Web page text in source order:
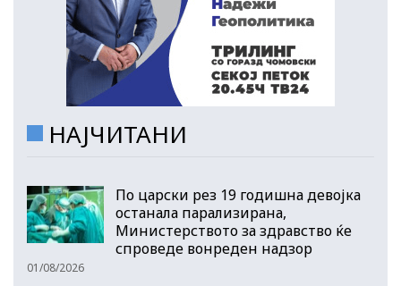
НАЈЧИТАНИ
По царски рез 19 годишна девојка
останала парализирана,
Министерството за здравство ќе
спроведе вонреден надзор
01/08/2026